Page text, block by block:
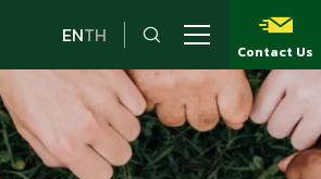
ENTH
Contact Us